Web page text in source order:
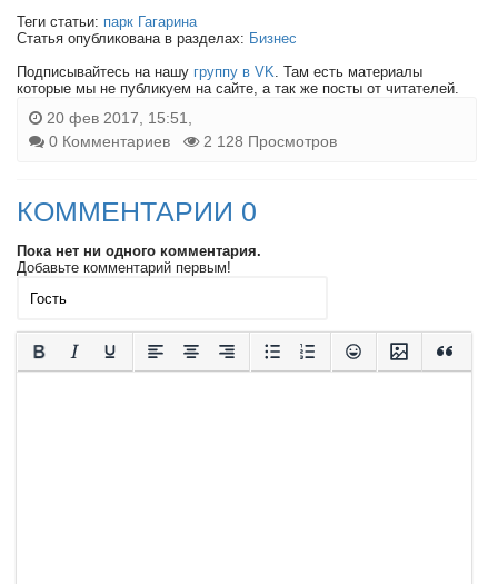
Теги статьи: парк Гагарина
Статья опубликована в разделах: Бизнес
Подписывайтесь на нашу группу в VK. Там есть материалы
которые мы не публикуем на сайте, а так же посты от читателей.
20 фев 2017, 15:51,
0 Комментариев
2 128 Просмотров
КОММЕНТАРИИ 0
Пока нет ни одного комментария.
Добавьте комментарий первым!